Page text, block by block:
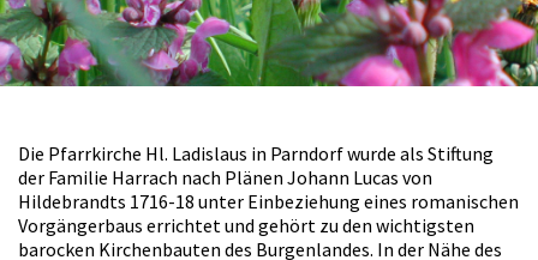
Die Pfarrkirche Hl. Ladislaus in Parndorf wurde als Stiftung
der Familie Harrach nach Plänen Johann Lucas von
Hildebrandts 1716-18 unter Einbeziehung eines romanischen
Vorgängerbaus errichtet und gehört zu den wichtigsten
barocken Kirchenbauten des Burgenlandes. In der Nähe des